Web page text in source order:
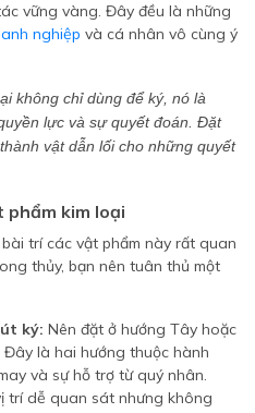
vững vàng. Đây đều là những
nghiệp và cá nhân vô cùng ý
không chỉ dùng để ký, nó là
lực và sự quyết đoán. Đặt
vật dẫn lối cho những quyết
phẩm kim loại
trí các vật phẩm này rất quan
thủy, bạn nên tuân thủ một
ký: Nên đặt ở hướng Tây hoặc
là hai hướng thuộc hành
và sự hỗ trợ từ quý nhân.
trí dễ quan sát nhưng không